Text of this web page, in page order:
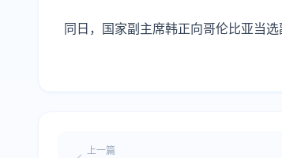
同日，国家副主席韩正向哥伦比亚当选
上一篇